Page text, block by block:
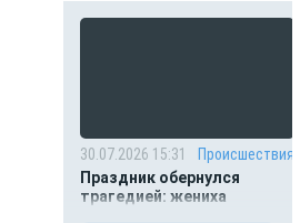
30.07.2026 15:31
Происшествия
Праздник обернулся
трагедией: жениха